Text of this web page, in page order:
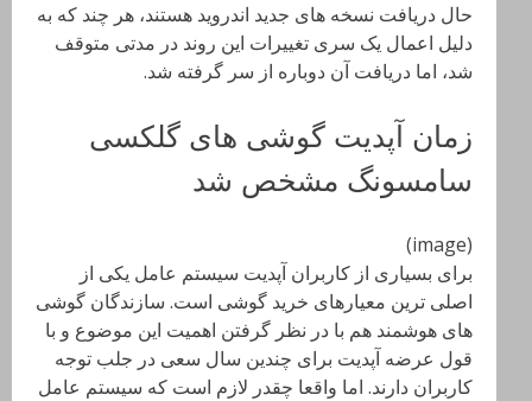
حال دریافت نسخه های جدید اندروید هستند، هر چند که به
دلیل اعمال یک سری تغییرات این روند در مدتی متوقف
شد، اما دریافت آن دوباره از سر گرفته شد.
زمان آپدیت گوشی های گلکسی
سامسونگ مشخص شد
(image)
برای بسیاری از کاربران آپدیت سیستم عامل یکی از
اصلی ترین معیارهای خرید گوشی است. سازندگان گوشی
های هوشمند هم با در نظر گرفتن اهمیت این موضوع و با
قول عرضه آپدیت برای چندین سال سعی در جلب توجه
کاربران دارند. اما واقعا چقدر لازم است که سیستم عامل